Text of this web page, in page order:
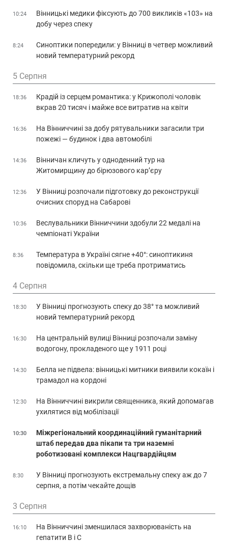
10:24
Вінницькі медики фіксують до 700 викликів «103» на
добу через спеку
8:24
Синоптики попередили: у Вінниці в четвер можливий
новий температурний рекорд
5 Серпня
18:36
Крадій із серцем романтика: у Крижополі чоловік
вкрав 20 тисяч і майже все витратив на квіти
16:36
На Вінниччині за добу рятувальники загасили три
пожежі — будинок і два автомобілі
14:36
Вінничан кличуть у одноденний тур на
Житомирщину до бірюзового кар’єру
12:36
У Вінниці розпочали підготовку до реконструкції
очисних споруд на Сабарові
10:36
Веслувальники Вінниччини здобули 22 медалі на
чемпіонаті України
8:36
Температура в Україні сягне +40°: синоптикиня
повідомила, скільки ще треба протриматись
4 Серпня
18:30
У Вінниці прогнозують спеку до 38° та можливий
новий температурний рекорд
16:30
На центральній вулиці Вінниці розпочали заміну
водогону, прокладеного ще у 1911 році
14:30
Белла не підвела: вінницькі митники виявили кокаїн і
трамадол на кордоні
12:30
На Вінниччині викрили священника, який допомагав
ухилятися від мобілізації
10:30
Міжрегіональний координаційний гуманітарний
штаб передав два пікапи та три наземні
роботизовані комплекси Нацгвардійцям
8:30
У Вінниці прогнозують екстремальну спеку аж до 7
серпня, а потім чекайте дощів
3 Серпня
16:10
На Вінниччині зменшилася захворюваність на
гепатити В і С